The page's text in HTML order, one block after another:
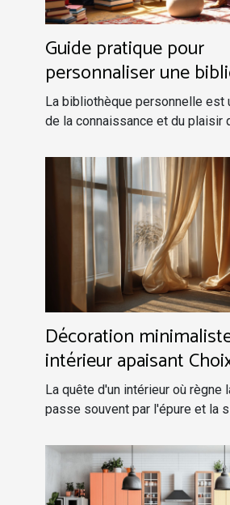
Guide pratique pour
personnaliser une
idéale
La bibliothèque personnelle est
de la connaissance et du plaisir
Décoration
intérieur apaisant
couleurs et
La quête d'un intérieur où règne
passe souvent par l'épure et la